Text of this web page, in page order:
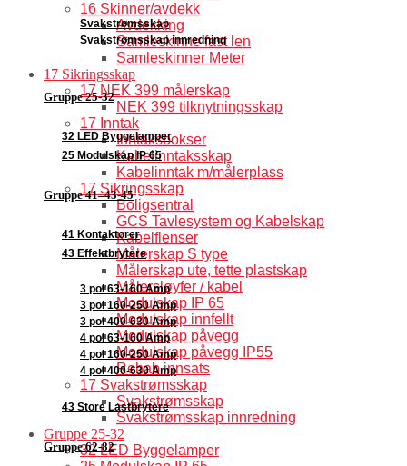
Svakstrømsskap
Svakstrømsskap innredning
Gruppe 25-32
32 LED Byggelamper
25 Modulskap IP 65
Gruppe 41–43-45
41 Kontaktorer
43 Effektbrytere
3 pol 63-160 Amp
3 pol 160-250 Amp
3 pol 400-630 Amp
4 pol 63-160 Amp
4 pol 160-250 Amp
4 pol 400-630 Amp
43 Store Lastbrytere
Gruppe 62-82
16 Skinner/avdekk
Avdekking
Samleskinne fast len
Samleskinner Meter
17 Sikringsskap
17 NEK 399 målerskap
NEK 399 tilknytningsskap
17 Inntak
Inntaksbokser
Kabelinntaksskap
Kabelinntak m/målerplass
17 Sikringsskap
Boligsentral
GCS Tavlesystem og Kabelskap
Kabelflenser
Målerskap S type
Målerskap ute, tette plastskap
Målersløyfer / kabel
Modulskap IP 65
Modulskap innfellt
Modulskap påvegg
Modulskap påvegg IP55
Rehab innsats
17 Svakstrømsskap
Svakstrømsskap
Svakstrømsskap innredning
Gruppe 25-32
32 LED Byggelamper